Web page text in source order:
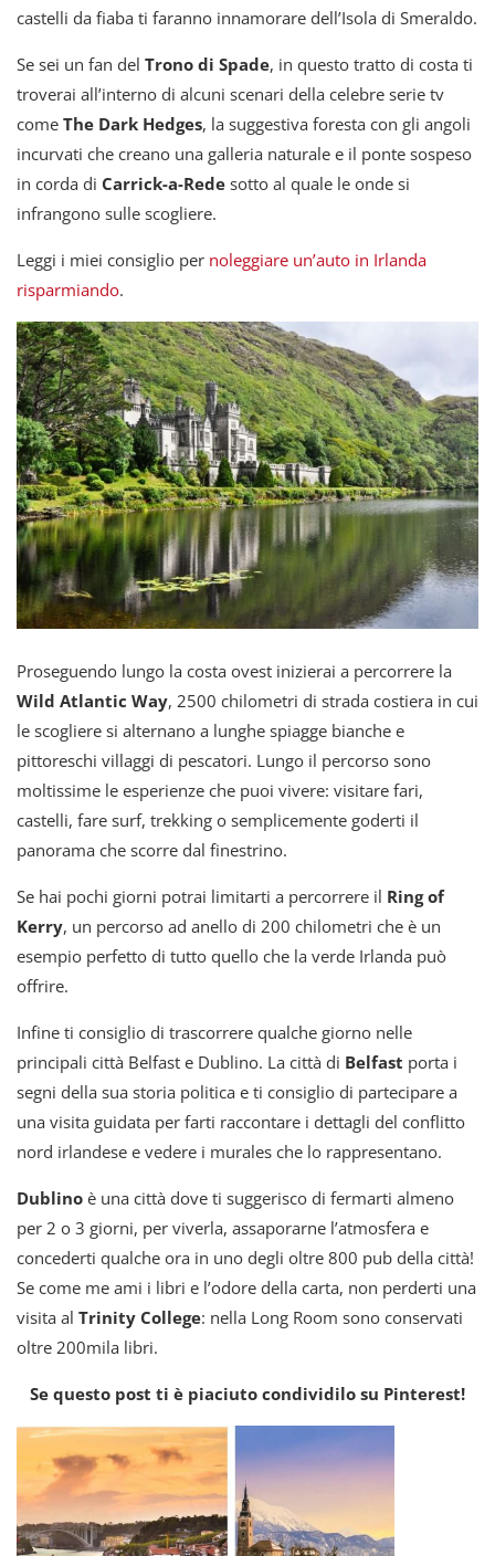
castelli da fiaba ti faranno innamorare dell’Isola di Smeraldo.
Se sei un fan del Trono di Spade, in questo tratto di costa ti
troverai all’interno di alcuni scenari della celebre serie tv
come The Dark Hedges, la suggestiva foresta con gli angoli
incurvati che creano una galleria naturale e il ponte sospeso
in corda di Carrick-a-Rede sotto al quale le onde si
infrangono sulle scogliere.
Leggi i miei consiglio per noleggiare un’auto in Irlanda
risparmiando.
Proseguendo lungo la costa ovest inizierai a percorrere la
Wild Atlantic Way, 2500 chilometri di strada costiera in cui
le scogliere si alternano a lunghe spiagge bianche e
pittoreschi villaggi di pescatori. Lungo il percorso sono
moltissime le esperienze che puoi vivere: visitare fari,
castelli, fare surf, trekking o semplicemente goderti il
panorama che scorre dal finestrino.
Se hai pochi giorni potrai limitarti a percorrere il Ring of
Kerry, un percorso ad anello di 200 chilometri che è un
esempio perfetto di tutto quello che la verde Irlanda può
offrire.
Infine ti consiglio di trascorrere qualche giorno nelle
principali città Belfast e Dublino. La città di Belfast porta i
segni della sua storia politica e ti consiglio di partecipare a
una visita guidata per farti raccontare i dettagli del conflitto
nord irlandese e vedere i murales che lo rappresentano.
Dublino è una città dove ti suggerisco di fermarti almeno
per 2 o 3 giorni, per viverla, assaporarne l’atmosfera e
concederti qualche ora in uno degli oltre 800 pub della città!
Se come me ami i libri e l’odore della carta, non perderti una
visita al Trinity College: nella Long Room sono conservati
oltre 200mila libri.
Se questo post ti è piaciuto condividilo su Pinterest!